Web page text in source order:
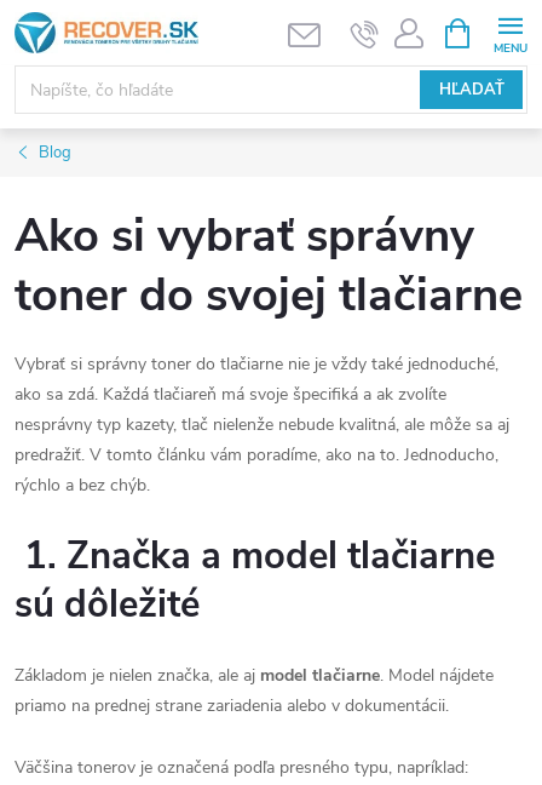
Prejsť
na
obsah
HĽADAŤ
KOŠÍK
Blog
Ako si vybrať správny
toner do svojej tlačiarne
Vybrať si správny toner do tlačiarne nie je vždy také jednoduché,
ako sa zdá. Každá tlačiareň má svoje špecifiká a ak zvolíte
nesprávny typ kazety, tlač nielenže nebude kvalitná, ale môže sa aj
predražiť. V tomto článku vám poradíme, ako na to. Jednoducho,
rýchlo a bez chýb.
1. Značka a model tlačiarne
sú dôležité
Základom je nielen značka, ale aj model tlačiarne. Model nájdete
priamo na prednej strane zariadenia alebo v dokumentácii.
Väčšina tonerov je označená podľa presného typu, napríklad: